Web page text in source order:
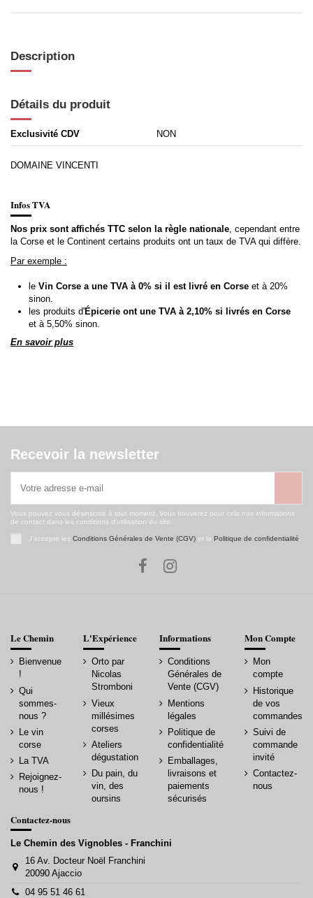
Description
Détails du produit
Exclusivité CDV NON
DOMAINE VINCENTI
Infos TVA
Nos prix sont affichés TTC selon la règle nationale , cependant entre
la Corse et le Continent certains produits ont un taux de TVA qui diffère.
Par exemple :
le Vin Corse a une TVA à 0% si il est livré en Corse et à 20%
sinon.
les produits d'Épicerie ont une TVA à 2,10% si livrés en Corse
et à 5,50% sinon.
En savoir plus
Recevoir la newsletter
Vous pouvez vous désinscrire à tout moment. Vous trouverez pour cela nos informations
de contact dans les conditions d'utilisation du site.
J'accepte les Conditions Générales de Vente (CGV)et la Politique de confidentialité
Le Chemin
Bienvenue
!
Qui
sommes-
nous ?
Le vin
corse
La TVA
Rejoignez-
nous !
L'Expérience
Orto par
Nicolas
Stromboni
Vieux
millésimes
corses
Ateliers
dégustation
Du pain, du
vin, des
oursins
Informations
Conditions
Générales de
Vente (CGV)
Mentions
légales
Politique de
confidentialité
Emballages,
livraisons et
paiements
sécurisés
Mon Compte
Mon
compte
Historique
de vos
commandes
Suivi de
commande
invité
Contactez-
nous
Contactez-nous
Le Chemin des Vignobles - Franchini
16 Av. Docteur Noël Franchini
20090 Ajaccio
04 95 51 46 61